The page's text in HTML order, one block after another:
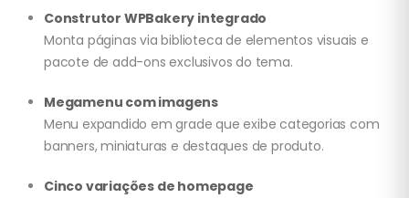
Construtor WPBakery integrado
Monta páginas via biblioteca de elementos visuais e
pacote de add-ons exclusivos do tema.
Megamenu com imagens
Menu expandido em grade que exibe categorias com
banners, miniaturas e destaques de produto.
Cinco variações de homepage